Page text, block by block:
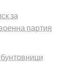
за
партия